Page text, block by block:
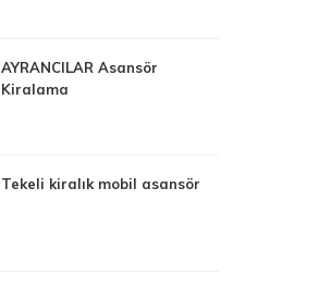
AYRANCILAR Asansör
Kiralama
Tekeli kiralık mobil asansör